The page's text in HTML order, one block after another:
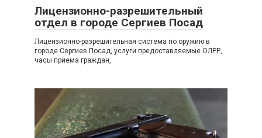
Лицензионно-разрешительный
отдел в городе Сергиев Посад
Лицензионно-разрешительная система по оружию в
городе Сергиев Посад, услуги предоставляемые ОЛРР,
часы приема граждан,